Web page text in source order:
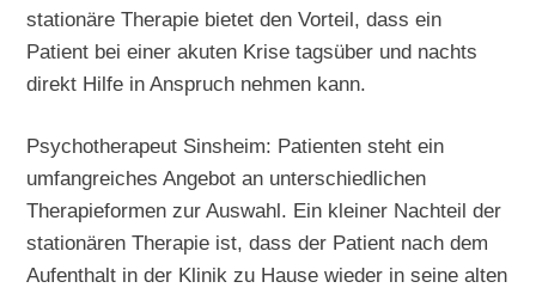
stationäre Therapie bietet den Vorteil, dass ein
Patient bei einer akuten Krise tagsüber und nachts
direkt Hilfe in Anspruch nehmen kann.
Psychotherapeut Sinsheim: Patienten steht ein
umfangreiches Angebot an unterschiedlichen
Therapieformen zur Auswahl. Ein kleiner Nachteil der
stationären Therapie ist, dass der Patient nach dem
Aufenthalt in der Klinik zu Hause wieder in seine alten